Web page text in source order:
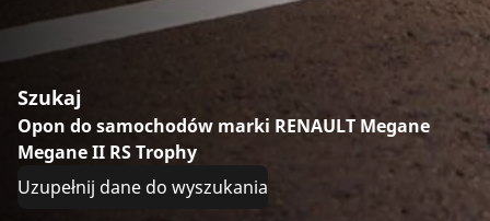
Szukaj
Opon do samochodów marki RENAULT Megane
Megane II RS Trophy
Uzupełnij dane do wyszukania